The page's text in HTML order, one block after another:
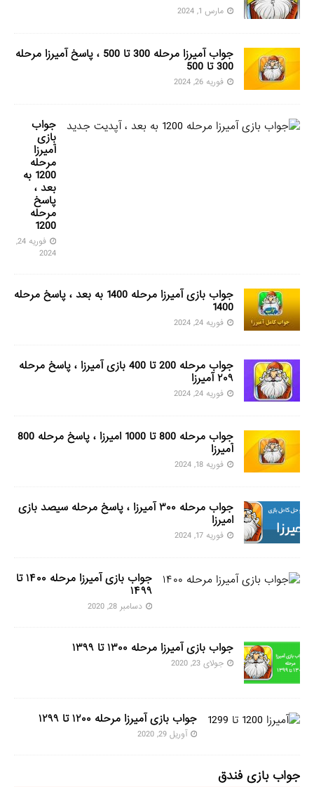
مارس 1, 2024
جواب آمیرزا مرحله 300 تا 500 ، پاسخ آمیرزا مرحله
300 تا 500
فوریه 26, 2024
جواب
بازی
آمیرزا
مرحله
1200 به
بعد ،
پاسخ
مرحله
1200
فوریه 24,
2024
جواب بازی آمیرزا مرحله 1400 به بعد ، پاسخ مرحله
1400
فوریه 24, 2024
جواب مرحله 200 تا 400 بازی آمیرزا ، پاسخ مرحله
۲۰۹ آمیرزا
فوریه 24, 2024
جواب مرحله 800 تا 1000 امیرزا ، پاسخ مرحله 800
آمیرزا
فوریه 18, 2024
جواب مرحله ۳۰۰ آمیرزا ، پاسخ مرحله سیصد بازی
امیرزا
فوریه 17, 2024
جواب بازی آمیرزا مرحله ۱۴۰۰ تا
۱۴۹۹
دسامبر 28, 2020
جواب بازی آمیرزا مرحله ۱۳۰۰ تا ۱۳۹۹
جولای 23, 2020
جواب بازی آمیرزا مرحله ۱۲۰۰ تا ۱۲۹۹
آوریل 29, 2020
جواب بازی فندق